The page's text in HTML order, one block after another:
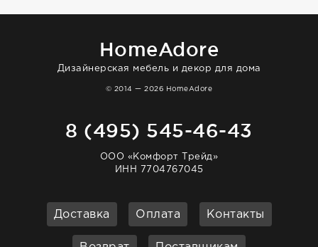
HomeAdore
Дизайнерская мебель и декор для дома
© 2014 — 2026 HomeAdore
8 (495) 545-46-43
ООО «Комфорт Трейд»
ИНН 7704767045
Доставка Оплата Контакты